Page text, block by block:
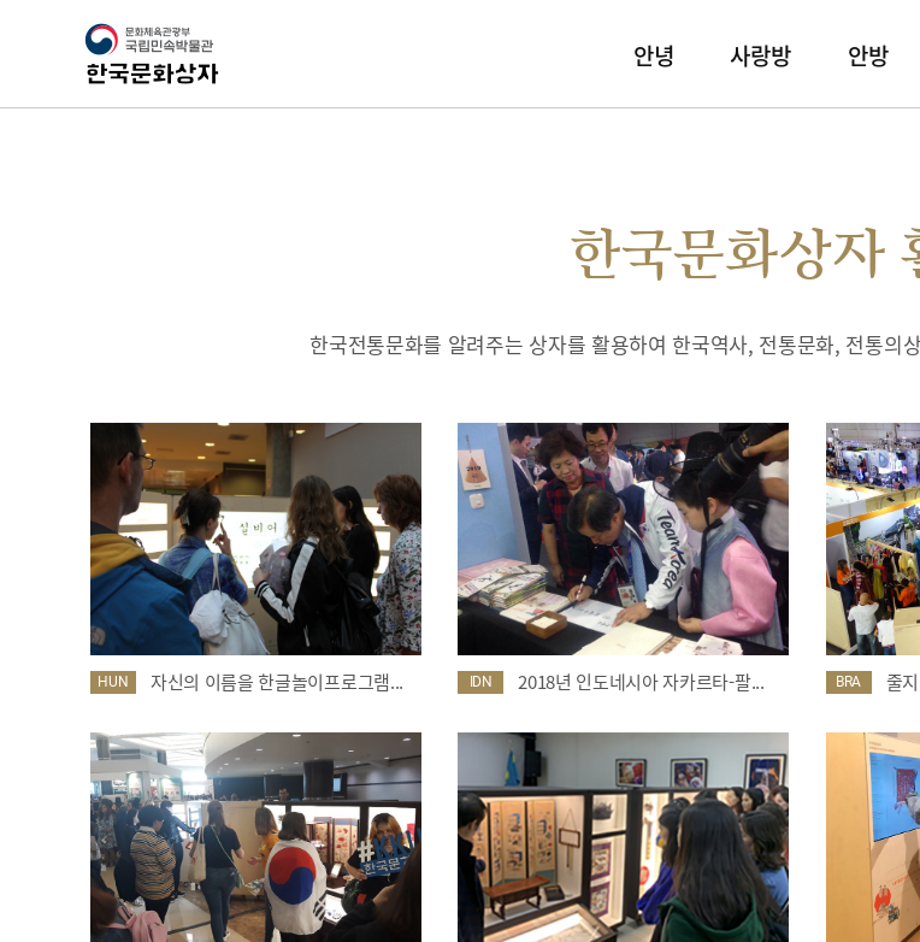
안녕 사랑방 안방
한국문화상자
한국전통문화를 알려주는 상자를 활용하여 한국역사, 전통문화, 전통의
HUN 자신의 이름을 한글놀이프로그램... IDN 2018년 인도네시아 자카르타-팔... BRA 줄